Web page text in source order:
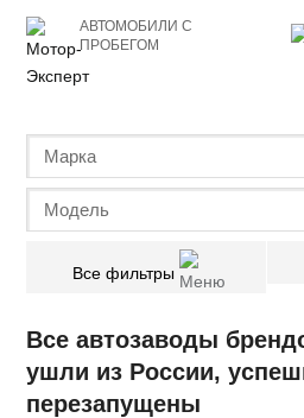
АВТОМОБИЛИ С
ПРОБЕГОМ
Все фильтры
Все автозаводы
ушли из России,
перезапущены